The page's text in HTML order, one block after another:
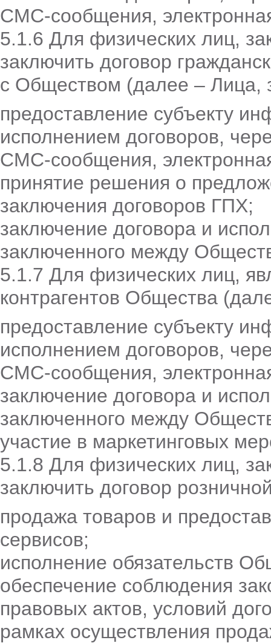
СМС-сообщения,
5.1.6 Для физических лиц,
заключить договор
с Обществом (далее – Лица,
предоставление субъекту
исполнением договоров,
СМС-сообщения,
принятие решения о
заключения договоров ГПХ;
заключение договора и
заключенного между
5.1.7 Для физических лиц,
контрагентов Общества
предоставление субъекту
исполнением договоров,
СМС-сообщения,
заключение договора и
заключенного между
участие в маркетинговых
5.1.8 Для физических лиц,
заключить договор
продажа товаров и
сервисов;
исполнение обязательств
обеспечение соблюдения
правовых актов, условий
рамках осуществления